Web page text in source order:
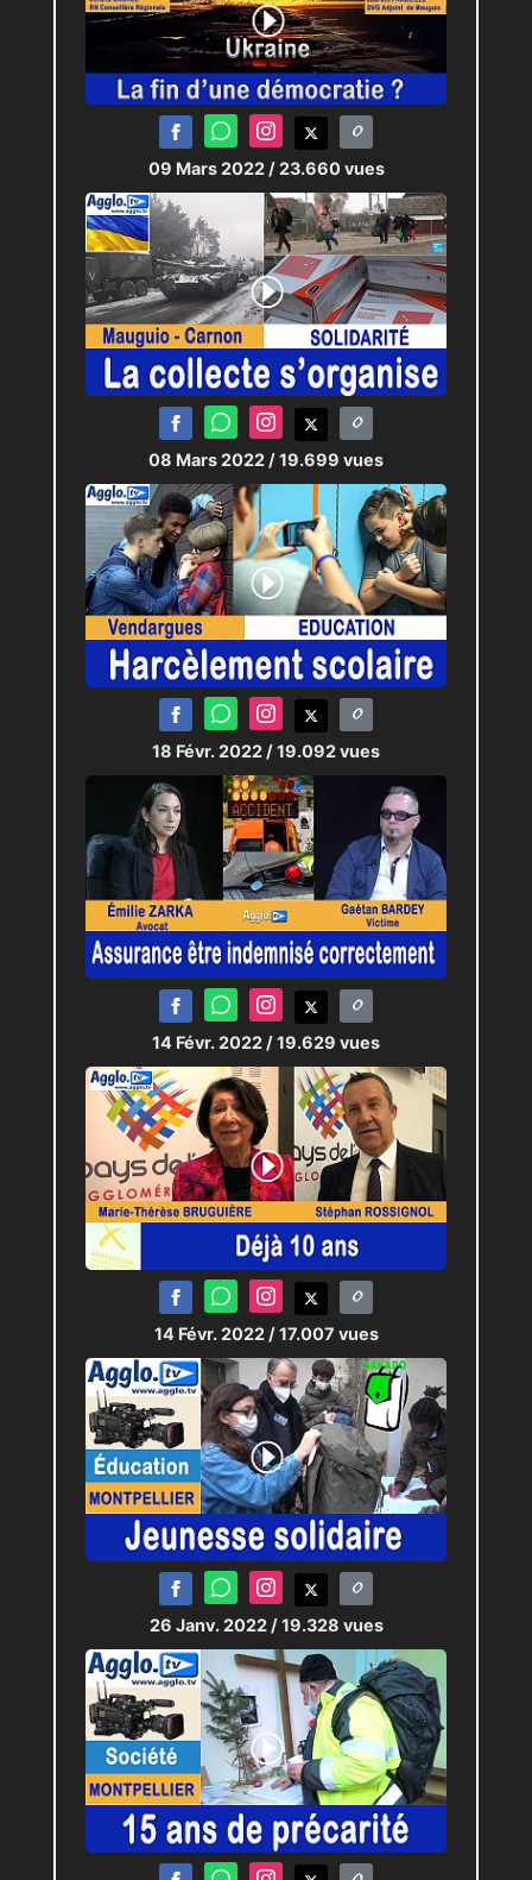
09 Mars 2022 / 23.660 vues
08 Mars 2022 / 19.699 vues
18 Févr. 2022 / 19.092 vues
14 Févr. 2022 / 19.629 vues
14 Févr. 2022 / 17.007 vues
26 Janv. 2022 / 19.328 vues